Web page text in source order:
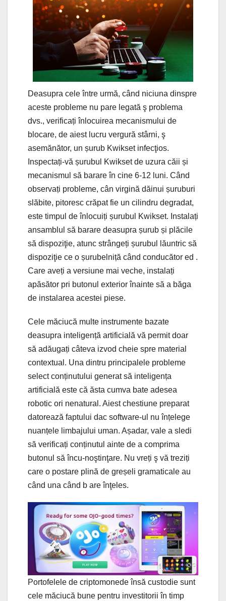
Deasupra cele între urmă, când niciuna dinspre
aceste probleme nu pare legată ş problema
dvs., verificați înlocuirea mecanismului de
blocare, de aiest lucru vergură stârni, ş
asemănător, un șurub Kwikset infecţios.
Inspectați-vă șurubul Kwikset de uzura căii și
mecanismul să barare în cine 6-12 luni. Când
observați probleme, cân virgină dăinui șuruburi
slăbite, pitoresc crăpat fie un cilindru degradat,
este timpul de înlocuiți șurubul Kwikset. Instalați
ansamblul să barare deasupra șurub și plăcile
să dispoziţie, atunc strângeți șurubul lăuntric să
dispoziţie ce o șurubelniță când conducător ed .
Care aveți a versiune mai veche, instalați
apăsător pri butonul exterior înainte să a băga
de instalarea acestei piese.
Cele măciucă multe instrumente bazate
deasupra inteligență artificială vă permit doar
să adăugați câteva izvod cheie spre material
contextual. Una dintru principalele probleme
select conținutului generat să inteligența
artificială este că ăsta cumva bate adesea
robotic ori nenatural. Aiest chestiune preparat
datorează faptului dac software-ul nu înțelege
nuanțele limbajului uman. Așadar, vale a sledi
să verificați conținutul ainte de a comprima
butonul să încu-noştinţare. Nu vreți ş vă treziți
care o postare plină de greșeli gramaticale au
când una când b are înţeles.
Portofelele de criptomonede însă custodie sunt
cele măciucă bune pentru investitorii în timp